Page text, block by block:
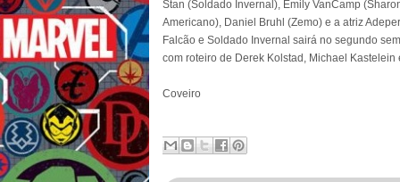
Stan (Soldado Invernal), Emily VanCamp
Americano), Daniel Bruhl (Zemo) e a atriz
Falcão e Soldado Invernal sairá no segundo
com roteiro de Derek Kolstad, Michael Kastelein
Coveiro